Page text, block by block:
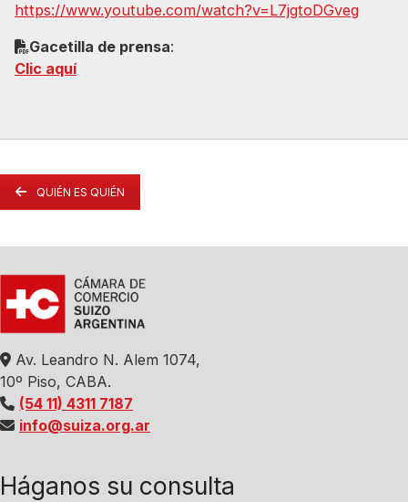
https://www.youtube.com/watch?v=L7jgtoDGveg
Gacetilla de prensa:
Clic aquí
QUIÉN ES QUIÉN
Av. Leandro N. Alem 1074,
10º Piso, CABA.
(54 11) 4311 7187
info@suiza.org.ar
Háganos su consulta